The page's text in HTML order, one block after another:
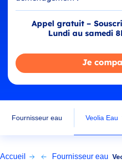
Appel gratuit –
Lundi au samedi
Je
Fournisseur eau Veolia Eau
Accueil Fournisseur eau